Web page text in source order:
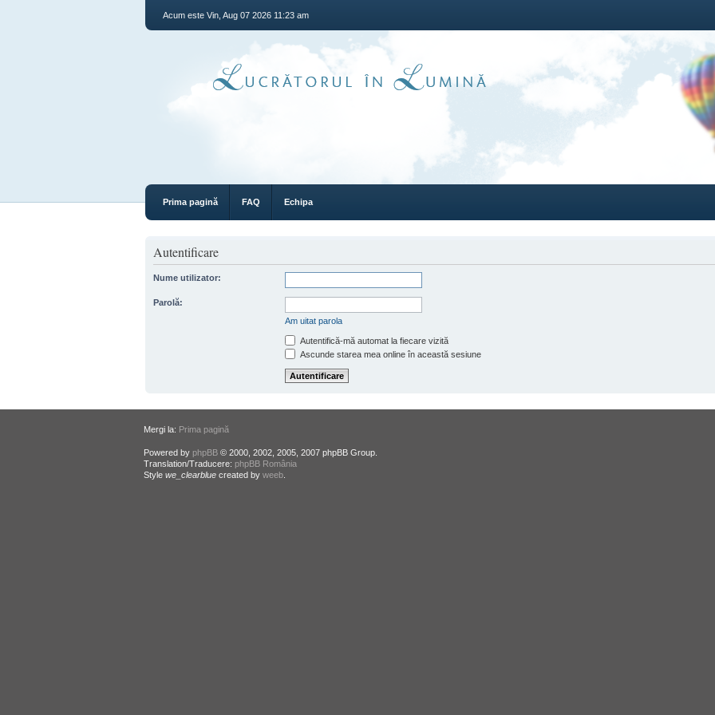
Acum este Vin, Aug 07 2026 11:23 am
Prima pagină FAQ Echipa
Autentificare
Nume utilizator:
Parolă:
Am uitat parola
Autentifică-mă automat la fiecare vizită
Ascunde starea mea online în această sesiune
Mergi la: Prima pagină
Powered by phpBB© 2000, 2002, 2005, 2007 phpBB Group.
Translation/Traducere: phpBB România
Style we_clearbluecreated by weeb.